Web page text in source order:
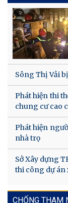
Sông Thị Vải
Phát hiện thi
chung cư cao
Phát hiện
nhà trọ
Sở Xây dựng
thi công dự án
CHỐNG THAM